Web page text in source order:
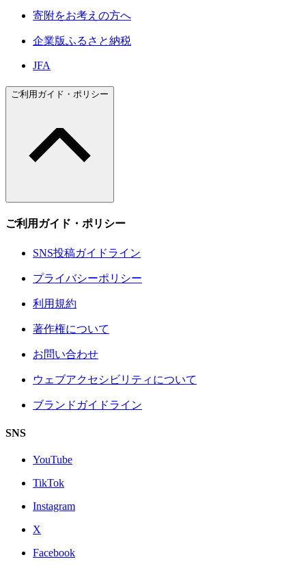
寄附をお考えの方へ
企業版ふるさと納税
JFA
ご利用ガイド・ポリシー
ご利用ガイド・ポリシー
SNS投稿ガイドライン
プライバシーポリシー
利用規約
著作権について
お問い合わせ
ウェブアクセシビリティについて
ブランドガイドライン
SNS
YouTube
TikTok
Instagram
X
Facebook